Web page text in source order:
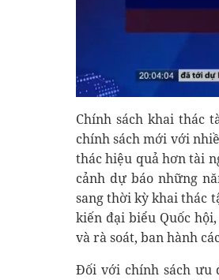
Chính sách khai thác
chính sách mới với
thác hiệu quả hơn tài
cảnh dự báo những
sang thời kỳ khai thác
kiến đại biểu Quốc
và rà soát, ban hành
Đối với chính sách ưu